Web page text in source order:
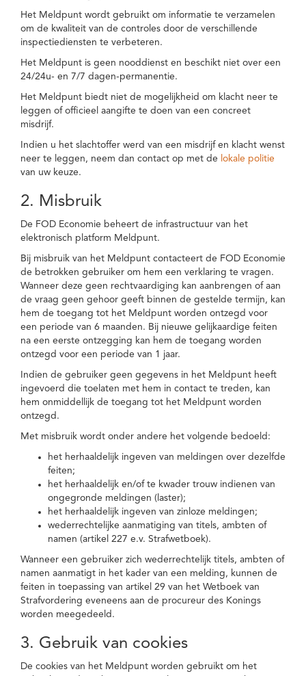
Het Meldpunt wordt gebruikt om informatie te verzamelen
om de kwaliteit van de controles door de verschillende
inspectiediensten te verbeteren.
Het Meldpunt is geen nooddienst en beschikt niet over een
24/24u- en 7/7 dagen-permanentie.
Het Meldpunt biedt niet de mogelijkheid om klacht neer te
leggen of officieel aangifte te doen van een concreet
misdrijf.
Indien u het slachtoffer werd van een misdrijf en klacht wenst
neer te leggen, neem dan contact op met de lokale politie
van uw keuze.
2. Misbruik
De FOD Economie beheert de infrastructuur van het
elektronisch platform Meldpunt.
Bij misbruik van het Meldpunt contacteert de FOD Economie
de betrokken gebruiker om hem een verklaring te vragen.
Wanneer deze geen rechtvaardiging kan aanbrengen of aan
de vraag geen gehoor geeft binnen de gestelde termijn, kan
hem de toegang tot het Meldpunt worden ontzegd voor
een periode van 6 maanden. Bij nieuwe gelijkaardige feiten
na een eerste ontzegging kan hem de toegang worden
ontzegd voor een periode van 1 jaar.
Indien de gebruiker geen gegevens in het Meldpunt heeft
ingevoerd die toelaten met hem in contact te treden, kan
hem onmiddellijk de toegang tot het Meldpunt worden
ontzegd.
Met misbruik wordt onder andere het volgende bedoeld:
het herhaaldelijk ingeven van meldingen over dezelfde
feiten;
het herhaaldelijk en/of te kwader trouw indienen van
ongegronde meldingen (laster);
het herhaaldelijk ingeven van zinloze meldingen;
wederrechtelijke aanmatiging van titels, ambten of
namen (artikel 227 e.v. Strafwetboek).
Wanneer een gebruiker zich wederrechtelijk titels, ambten of
namen aanmatigt in het kader van een melding, kunnen de
feiten in toepassing van artikel 29 van het Wetboek van
Strafvordering eveneens aan de procureur des Konings
worden meegedeeld.
3. Gebruik van cookies
De cookies van het Meldpunt worden gebruikt om het